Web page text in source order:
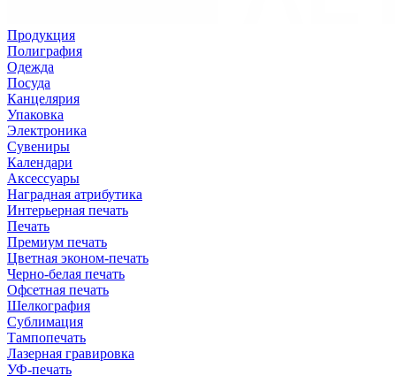
Продукция
Полиграфия
Одежда
Посуда
Канцелярия
Упаковка
Электроника
Сувениры
Календари
Аксессуары
Наградная атрибутика
Интерьерная печать
Печать
Премиум печать
Цветная эконом-печать
Черно-белая печать
Офсетная печать
Шелкография
Сублимация
Тампопечать
Лазерная гравировка
УФ-печать